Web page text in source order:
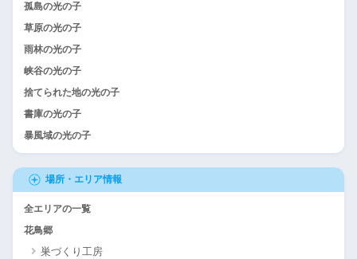
孤島の光の子
草原の光の子
雨林の光の子
峡谷の光の子
捨てられた地の光の子
書庫の光の子
暴風域の光の子
場所・エリア情報
全エリアの一覧
花鳥郷
巣づくり工房